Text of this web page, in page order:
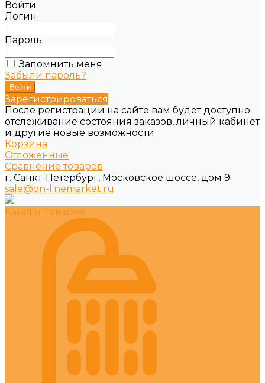
Войти
Логин
Пароль
Запомнить меня
Забыли пароль?
Зарегистрироваться
После регистрации на сайте вам будет доступно
отслеживание состояния заказов, личный кабинет
и другие новые возможности
Корзина
Отложенные
Сравнение товаров
г. Санкт-Петербург, Московское шоссе, дом 9
sale@on-linemarket.ru
Каталог товаров